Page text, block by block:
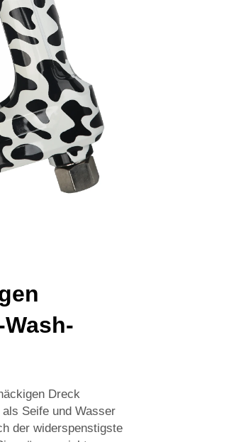
Dreck
Seife und Wasser
der widerspenstigste